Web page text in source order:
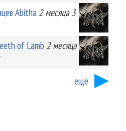
Abitha 2 месяца 3
of Lamb 2 месяца
ещё